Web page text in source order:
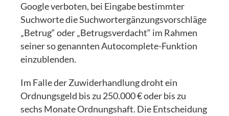
Google verboten, bei Eingabe bestimmter
Suchworte die Suchwortergänzungsvorschläge
„Betrug“ oder „Betrugsverdacht“ im Rahmen
seiner so genannten Autocomplete-Funktion
einzublenden.
Im Falle der Zuwiderhandlung droht ein
Ordnungsgeld bis zu 250.000 € oder bis zu
sechs Monate Ordnungshaft. Die Entscheidung